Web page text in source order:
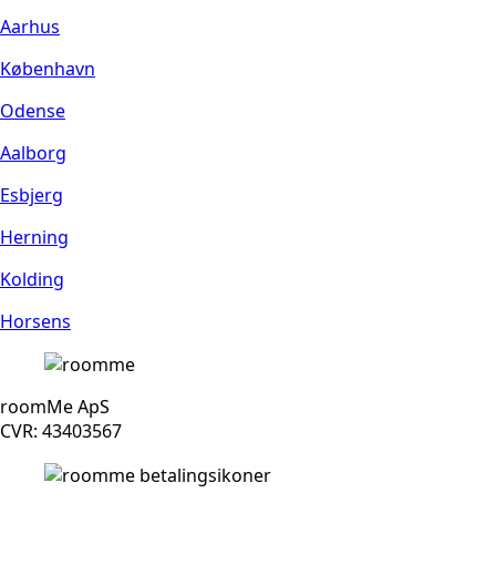
Aarhus
København
Odense
Aalborg
Esbjerg
Herning
Kolding
Horsens
roomMe ApS
CVR: 43403567